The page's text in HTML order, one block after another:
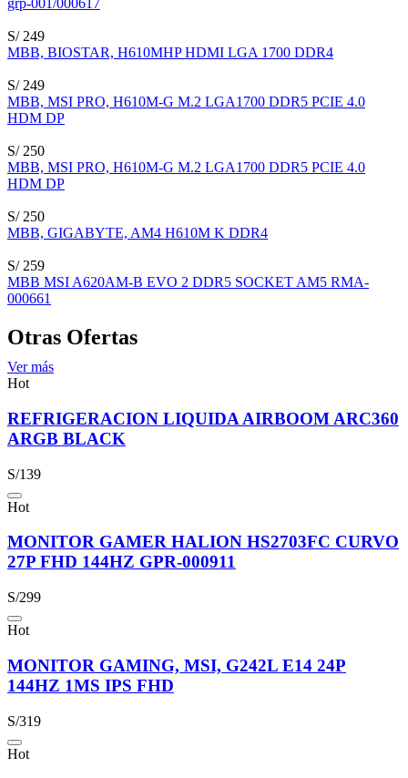
grp-001/000617
S/ 249
MBB, BIOSTAR, H610MHP HDMI LGA 1700 DDR4
S/ 249
MBB, MSI PRO, H610M-G M.2 LGA1700 DDR5 PCIE 4.0
HDM DP
S/ 250
MBB, MSI PRO, H610M-G M.2 LGA1700 DDR5 PCIE 4.0
HDM DP
S/ 250
MBB, GIGABYTE, AM4 H610M K DDR4
S/ 259
MBB MSI A620AM-B EVO 2 DDR5 SOCKET AM5 RMA-
000661
Otras Ofertas
Ver más
Hot
REFRIGERACION LIQUIDA AIRBOOM ARC360
ARGB BLACK
S/139
Hot
MONITOR GAMER HALION HS2703FC CURVO
27P FHD 144HZ GPR-000911
S/299
Hot
MONITOR GAMING, MSI, G242L E14 24P
144HZ 1MS IPS FHD
S/319
Hot